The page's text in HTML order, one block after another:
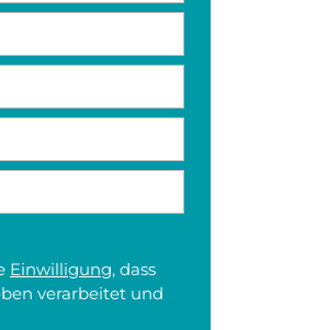
Einwilligung, dass
verarbeitet und